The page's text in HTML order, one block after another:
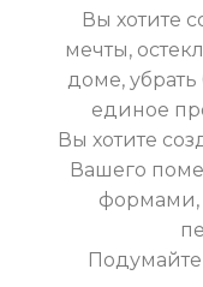
Вы хотите
мечты,
доме,
единое
Вы хотите
Вашего
формами,